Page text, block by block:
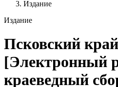
Издание
Издание
Псковский край
[Электронный
краеведный